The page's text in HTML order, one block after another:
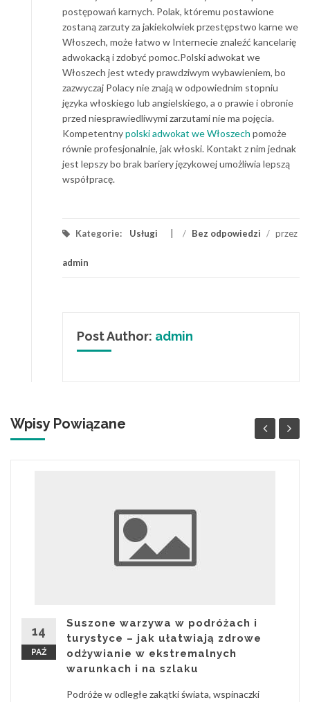
postępowań karnych. Polak, któremu postawione
zostaną zarzuty za jakiekolwiek przestępstwo karne we
Włoszech, może łatwo w Internecie znaleźć kancelarię
adwokacką i zdobyć pomoc.Polski adwokat we
Włoszech jest wtedy prawdziwym wybawieniem, bo
zazwyczaj Polacy nie znają w odpowiednim stopniu
języka włoskiego lub angielskiego, a o prawie i obronie
przed niesprawiedliwymi zarzutami nie ma pojęcia.
Kompetentnypolski adwokat we Włoszech pomoże
równie profesjonalnie, jak włoski. Kontakt z nim jednak
jest lepszy bo brak bariery językowej umożliwia lepszą
współpracę.
Kategorie: Usługi / Bez odpowiedzi / przez
admin
Post Author: admin
Wpisy Powiązane
14
PAŹ
Suszone warzywa w podróżach i
turystyce – jak ułatwiają zdrowe
odżywianie w ekstremalnych
warunkach i na szlaku
Podróże w odległe zakątki świata, wspinaczki